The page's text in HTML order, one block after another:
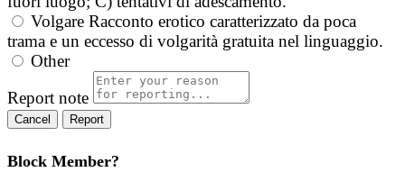
Volgare Racconto erotico caratterizzato da poca
trama e un eccesso di volgarità gratuita nel linguaggio.
Other
Report note
Report
Block Member?